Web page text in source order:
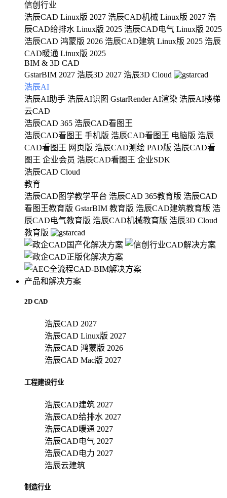
信创行业
浩辰CAD Linux版 2027 浩辰CAD机械 Linux版 2027 浩
辰CAD给排水 Linux版 2025 浩辰CAD电气 Linux版 2025
浩辰CAD 鸿蒙版 2026 浩辰CAD建筑 Linux版 2025 浩辰
CAD暖通 Linux版 2025
BIM & 3D CAD
GstarBIM 2027 浩辰3D 2027 浩辰3D Cloud
浩辰AI
浩辰AI助手 浩辰AI识图 GstarRender AI渲染 浩辰AI楼梯
云CAD
浩辰CAD 365 浩辰CAD看图王
浩辰CAD看图王 手机版 浩辰CAD看图王 电脑版 浩辰
CAD看图王 网页版 浩辰CAD测绘 PAD版 浩辰CAD看
图王 企业会员 浩辰CAD看图王 企业SDK
浩辰CAD Cloud
教育
浩辰CAD图学教学平台 浩辰CAD 365教育版 浩辰CAD
看图王教育版 GstarBIM 教育版 浩辰CAD建筑教育版 浩
辰CAD电气教育版 浩辰CAD机械教育版 浩辰3D Cloud
教育版
产品和解决方案
2D CAD
浩辰CAD 2027
浩辰CAD Linux版 2027
浩辰CAD 鸿蒙版 2026
浩辰CAD Mac版 2027
工程建设行业
浩辰CAD建筑 2027
浩辰CAD给排水 2027
浩辰CAD暖通 2027
浩辰CAD电气 2027
浩辰CAD电力 2027
浩辰云建筑
制造行业